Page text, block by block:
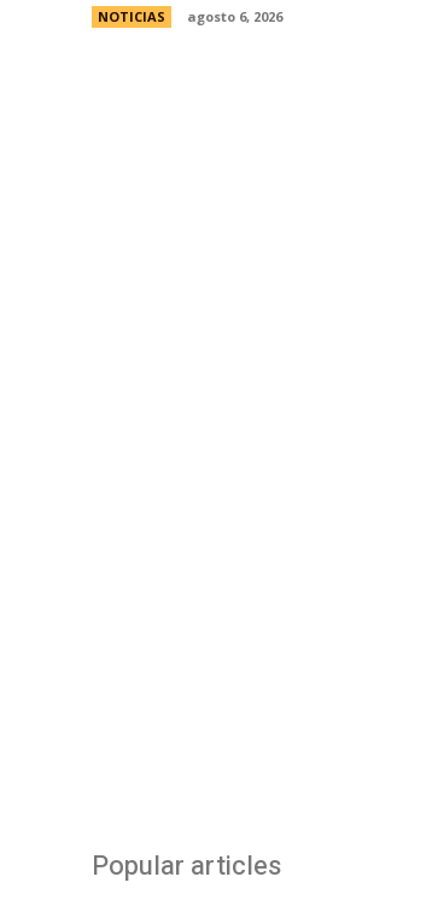
NOTICIAS agosto 6, 2026
Popular articles